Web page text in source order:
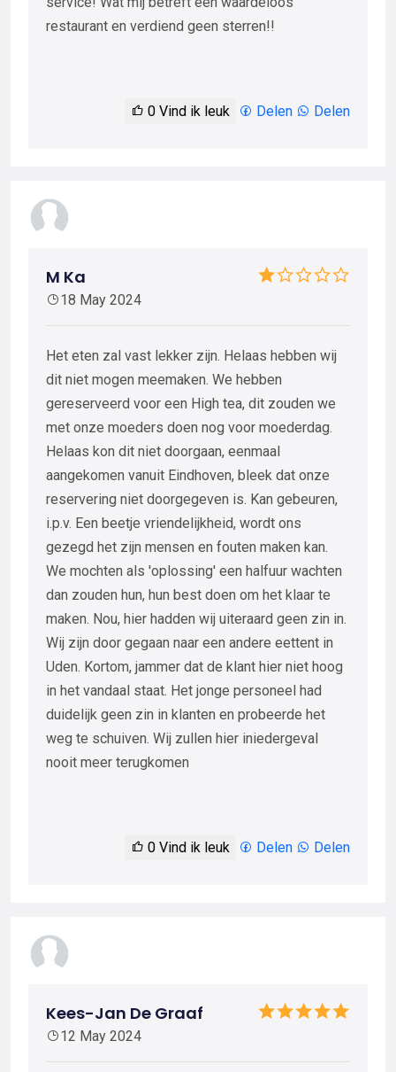
restaurant en verdiend geen sterren!!
0 Vind ik leuk Delen Delen
M Ka
18 May 2024
Het eten zal vast lekker zijn. Helaas hebben wij
dit niet mogen meemaken. We hebben
gereserveerd voor een High tea, dit zouden we
met onze moeders doen nog voor moederdag.
Helaas kon dit niet doorgaan, eenmaal
aangekomen vanuit Eindhoven, bleek dat onze
reservering niet doorgegeven is. Kan gebeuren,
i.p.v. Een beetje vriendelijkheid, wordt ons
gezegd het zijn mensen en fouten maken kan.
We mochten als 'oplossing' een halfuur wachten
dan zouden hun, hun best doen om het klaar te
maken. Nou, hier hadden wij uiteraard geen zin in.
Wij zijn door gegaan naar een andere eettent in
Uden. Kortom, jammer dat de klant hier niet hoog
in het vandaal staat. Het jonge personeel had
duidelijk geen zin in klanten en probeerde het
weg te schuiven. Wij zullen hier iniedergeval
nooit meer terugkomen
0 Vind ik leuk Delen Delen
Kees-Jan De Graaf
12 May 2024